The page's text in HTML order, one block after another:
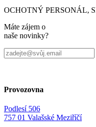
OCHOTNÝ PERSONÁL,
Máte zájem o
naše novinky?
Provozovna
Podlesí 506
757 01 Valašské Meziříčí